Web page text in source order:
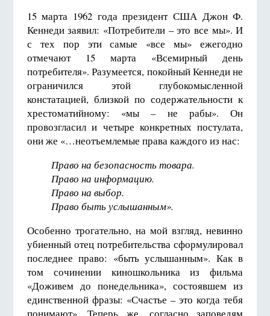
15 марта 1962 года президент США Джон Ф.
Кеннеди заявил: «Потребители – это все мы». И
с тех пор эти самые «все мы» ежегодно
отмечают 15 марта «Всемирный день
потребителя». Разумеется, покойный Кеннеди не
ограничился этой глубокомысленной
констатацией, близкой по содержательности к
хрестоматийному: «мы – не рабы». Он
провозгласил и четыре конкретных постулата,
они же «…неотъемлемые права каждого из нас:
Право на безопасность товара.
Право на информацию.
Право на выбор.
Право быть услышанным».
Особенно трогательно, на мой взгляд, невинно
убиенный отец потребительства сформулировал
последнее право: «быть услышанным». Как в
том сочинении киношкольника из фильма
«Доживем до понедельника», состоявшем из
единственной фразы: «Счастье – это когда тебя
понимают». Теперь же, согласно заповедям